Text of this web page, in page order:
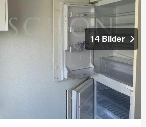
14 Bilder